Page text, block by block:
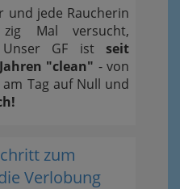
und jede Raucherin
Mal versucht,
Unser GF ist seit
"clean" - von
Tag auf Null und
zum
Verlobung